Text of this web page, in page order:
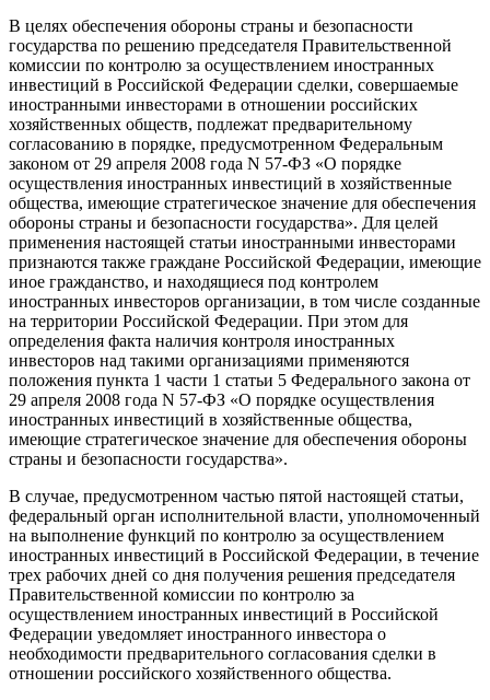
В целях обеспечения обороны страны и безопасности
государства по решению председателя Правительственной
комиссии по контролю за осуществлением иностранных
инвестиций в Российской Федерации сделки, совершаемые
иностранными инвесторами в отношении российских
хозяйственных обществ, подлежат предварительному
согласованию в порядке, предусмотренном Федеральным
законом от 29 апреля 2008 года N 57-ФЗ «О порядке
осуществления иностранных инвестиций в хозяйственные
общества, имеющие стратегическое значение для обеспечения
обороны страны и безопасности государства». Для целей
применения настоящей статьи иностранными инвесторами
признаются также граждане Российской Федерации, имеющие
иное гражданство, и находящиеся под контролем
иностранных инвесторов организации, в том числе созданные
на территории Российской Федерации. При этом для
определения факта наличия контроля иностранных
инвесторов над такими организациями применяются
положения пункта 1 части 1 статьи 5 Федерального закона от
29 апреля 2008 года N 57-ФЗ «О порядке осуществления
иностранных инвестиций в хозяйственные общества,
имеющие стратегическое значение для обеспечения обороны
страны и безопасности государства».
В случае, предусмотренном частью пятой настоящей статьи,
федеральный орган исполнительной власти, уполномоченный
на выполнение функций по контролю за осуществлением
иностранных инвестиций в Российской Федерации, в течение
трех рабочих дней со дня получения решения председателя
Правительственной комиссии по контролю за
осуществлением иностранных инвестиций в Российской
Федерации уведомляет иностранного инвестора о
необходимости предварительного согласования сделки в
отношении российского хозяйственного общества.